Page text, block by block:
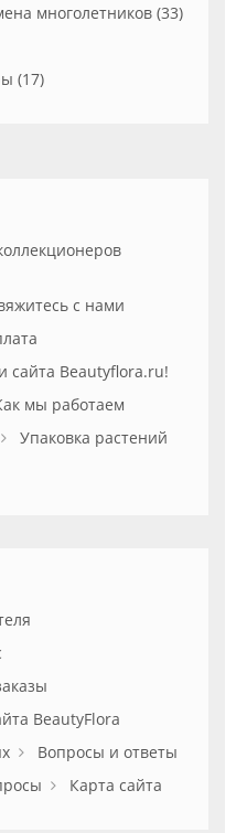
многолетников (33)
(17)
с нами
сайта Beautyflora.ru!
мы работаем
Упаковка растений
BeautyFlora
Вопросы и ответы
Карта сайта